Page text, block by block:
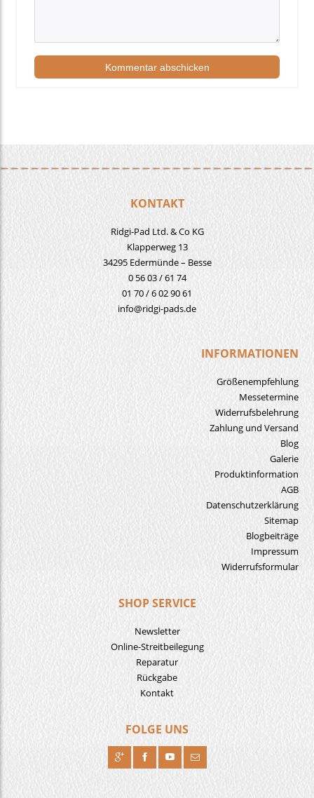
KONTAKT
Ridgi-Pad Ltd. & Co KG
Klapperweg 13
34295 Edermünde – Besse
0 56 03 / 61 74
01 70 / 6 02 90 61
info@ridgi-pads.de
INFORMATIONEN
Größenempfehlung
Messetermine
Widerrufsbelehrung
Zahlung und Versand
Blog
Galerie
Produktinformation
AGB
Datenschutzerklärung
Sitemap
Blogbeiträge
Impressum
Widerrufsformular
SHOP SERVICE
Newsletter
Online-Streitbeilegung
Reparatur
Rückgabe
Kontakt
FOLGE UNS
R H F J